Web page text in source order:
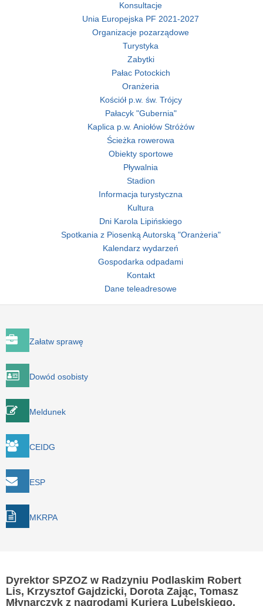
Konsultacje
Unia Europejska PF 2021-2027
Organizacje pozarządowe
Turystyka
Zabytki
Pałac Potockich
Oranżeria
Kościół p.w. św. Trójcy
Pałacyk "Gubernia"
Kaplica p.w. Aniołów Stróżów
Ścieżka rowerowa
Obiekty sportowe
Pływalnia
Stadion
Informacja turystyczna
Kultura
Dni Karola Lipińskiego
Spotkania z Piosenką Autorską "Oranżeria"
Kalendarz wydarzeń
Gospodarka odpadami
Kontakt
Dane teleadresowe
Załatw sprawę
Dowód osobisty
Meldunek
CEIDG
ESP
MKRPA
Dyrektor SPZOZ w Radzyniu Podlaskim Robert
Lis, Krzysztof Gajdzicki, Dorota Zając, Tomasz
Młynarczyk z nagrodami Kuriera Lubelskiego.